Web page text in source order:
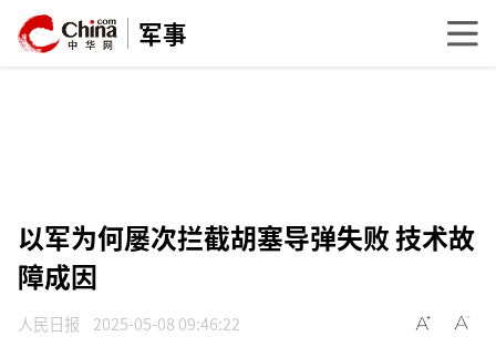
军事
以军为何屡次拦截胡塞导弹失败 技术故
障成因
人民日报 2025-05-08 09:46:22